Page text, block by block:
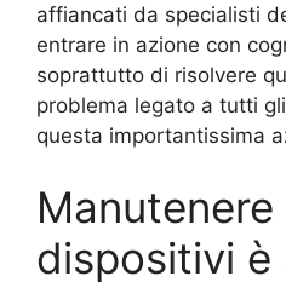
affiancati da specialisti
entrare in azione con
soprattutto di risolvere
problema legato a tutti
questa importantissima
dispositivi è